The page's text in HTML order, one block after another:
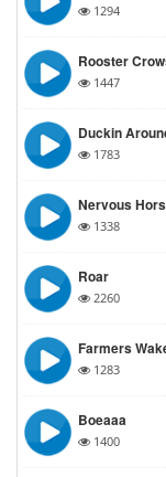
1294
Rooster
1447
Duckin
1783
Nervous
1338
Roar
2260
Farmers
1283
Boeaaa
1400